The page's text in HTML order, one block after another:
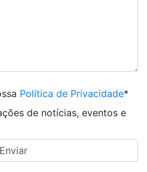
Política de Privacidade*
de notícias, eventos e